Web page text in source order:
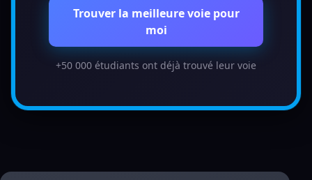
Trouver la meilleure voie pour
moi
+50 000 étudiants ont déjà trouvé leur voie